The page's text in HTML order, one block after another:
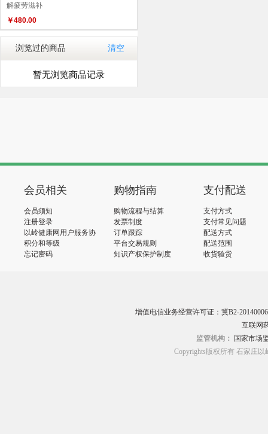
解疲劳滋补
￥480.00
浏览过的商品 清空
暂无浏览商品记录
会员相关
会员须知
注册登录
以岭健康网用户服务协
议
积分和等级
忘记密码
购物指南
购物流程与结算
发票制度
订单跟踪
平台交易规则
知识产权保护制度
支付配送
支付方式
支付常见问题
配送方式
配送范围
收货验货
增值电信业务经营许可证：冀B2-20140006
互联网
监管机构：
国家市场
Copyrights版权所有 石家庄